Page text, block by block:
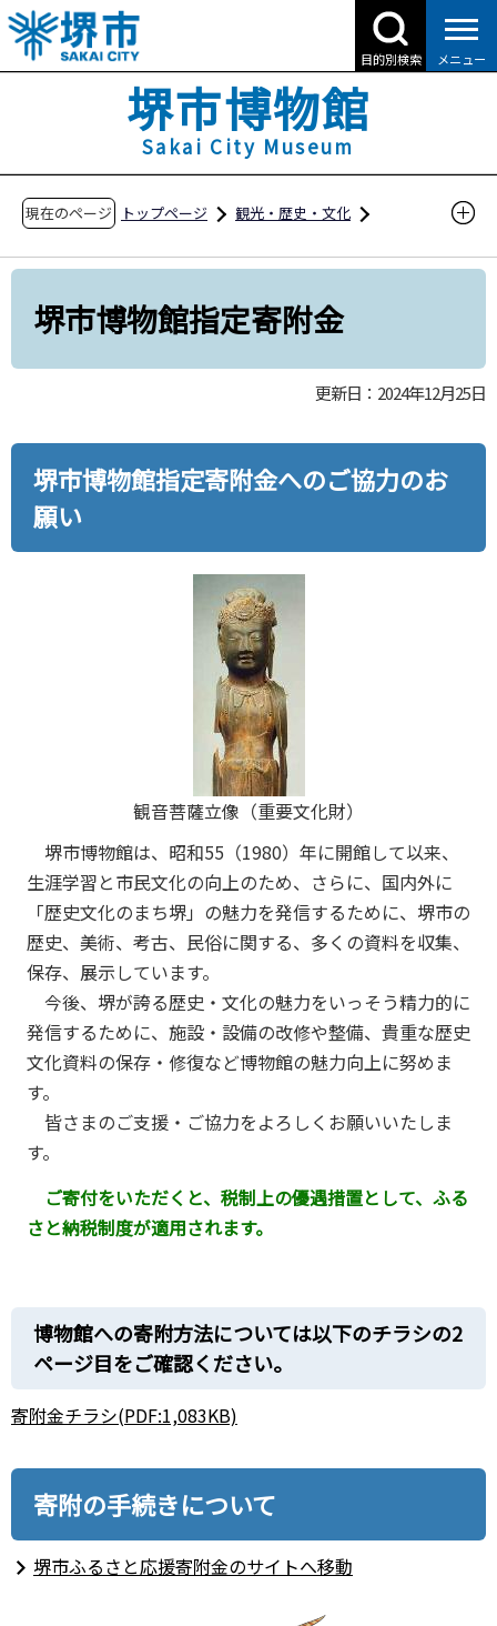
こ
の
ペ
で
目的別検索 メニュー
堺市博物館
Sakai City Museum
現在のページ トップページ
観光・歴史・文化
堺市博物館指定寄附金
更新日：2024年12月25日
堺市博物館指定寄附金へのご協力のお
願い
観音菩薩立像（重要文化財）
堺市博物館は、昭和55（1980）年に開館して以来、
生涯学習と市民文化の向上のため、さらに、国内外に
「歴史文化のまち堺」の魅力を発信するために、堺市の
歴史、美術、考古、民俗に関する、多くの資料を収集、
保存、展示しています。
今後、堺が誇る歴史・文化の魅力をいっそう精力的に
発信するために、施設・設備の改修や整備、貴重な歴史
文化資料の保存・修復など博物館の魅力向上に努めま
す。
皆さまのご支援・ご協力をよろしくお願いいたしま
す。
ご寄付をいただくと、税制上の優遇措置として、ふる
さと納税制度が適用されます。
博物館への寄附方法については以下のチラシの2
ページ目をご確認ください。
寄附金チラシ(PDF:1,083KB)
寄附の手続きについて
堺市ふるさと応援寄附金のサイトへ移動